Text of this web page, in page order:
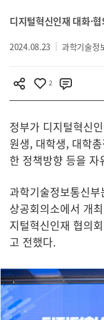
디지털혁신인재 대화·
2024.08.23 과학기술정
2
정부가 디지털혁신
원생, 대학생, 대학
한 정책방향 등을 자
과학기술정보통신
상공회의소에서 개
지털혁신인재 협의
고 전했다.